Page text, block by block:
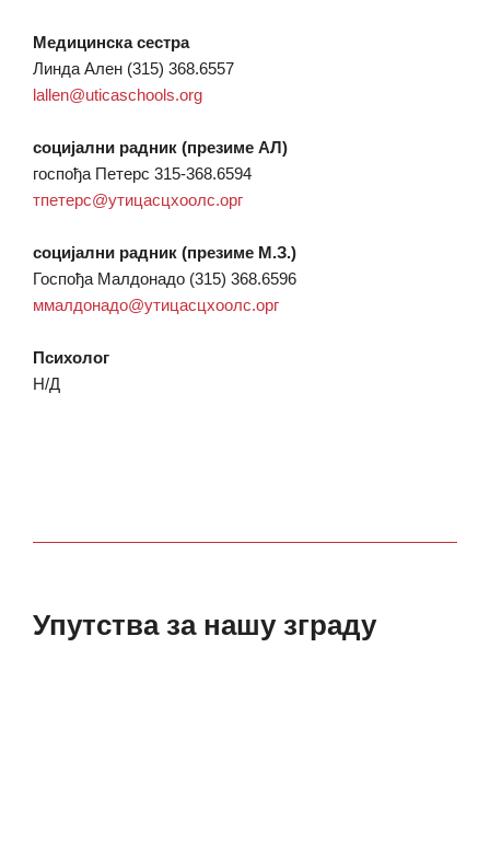
Медицинска сестра
Линда Ален (315) 368.6557
lallen@uticaschools.org
социјални радник (презиме АЛ)
госпођа Петерс 315-368.6594
тпетерс@утицасцхоолс.орг
социјални радник (презиме М.З.)
Госпођа Малдонадо (315) 368.6596
ммалдонадо@утицасцхоолс.орг
Психолог
Н/Д
Упутства за нашу зграду